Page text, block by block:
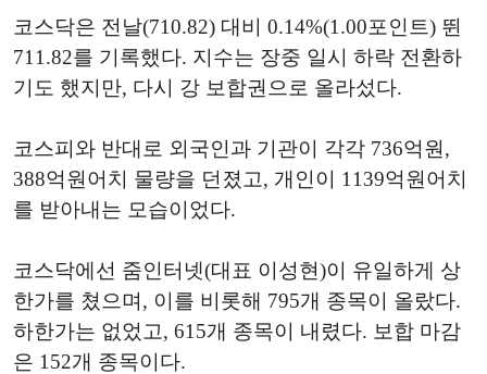
코스닥은 전날(710.82) 대비 0.14%(1.00포인트) 뛴
711.82를 기록했다. 지수는 장중 일시 하락 전환하
기도 했지만, 다시 강 보합권으로 올라섰다.
코스피와 반대로 외국인과 기관이 각각 736억원,
388억원어치 물량을 던졌고, 개인이 1139억원어치
를 받아내는 모습이었다.
코스닥에선 줌인터넷(대표 이성현)이 유일하게 상
한가를 쳤으며, 이를 비롯해 795개 종목이 올랐다.
하한가는 없었고, 615개 종목이 내렸다. 보합 마감
은 152개 종목이다.